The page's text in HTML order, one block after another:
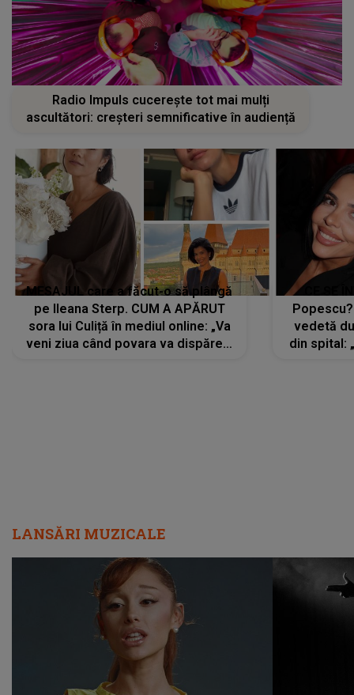
Radio Impuls cucerește tot mai mulți
ascultători: creșteri semnificative în audiență
MESAJUL care a făcut-o să plângă
pe Ileana Sterp. CUM A APĂRUT
sora lui Culiță în mediul online: „Va
veni ziua când povara va dispărea,
vedetă
din spital:
LANSĂRI MUZICALE